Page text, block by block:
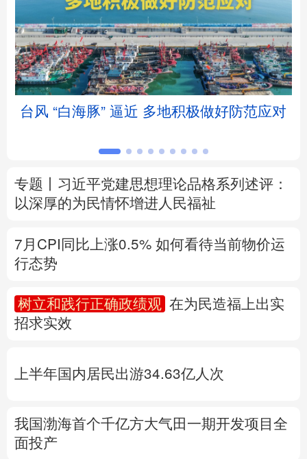
北京 天津 河北 山西
辽宁 吉林 上海 江苏
浙江 安徽 福建 江西
河南 湖北
广东 广西 海南 重庆
陕西
新疆 内蒙古
Русский язык 日本語 한국어
台风 “白海豚” 逼近 多地积极做好防范应对
专题丨 习近平党建思想理论品格系列述评：
以深厚的为民情怀增进人民福祉
7月CPI同比上涨0.5% 如何看待当前物价运
行态势
树立和践行正确政绩观
在为民造福上出实
招求实效
上半年国内居民出游34.63亿人次
我国渤海首个千亿方大气田一期开发项目全
面投产